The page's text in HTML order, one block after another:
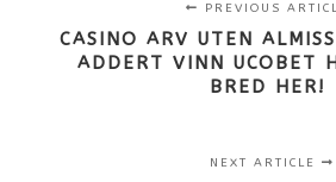
PREVIOUS
CASINO ARV UTEN
ADDERT VINN UCOBET
BRED HER!
NEXT ARTICLE